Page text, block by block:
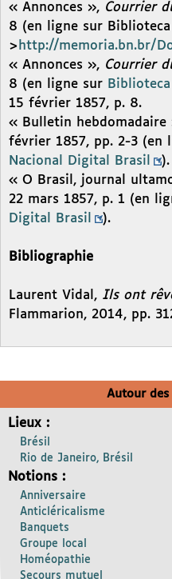
« Annonces », Courrier
8 (en ligne sur
> http://memoria.bn.br/
« Annonces », Courrier
8 (en ligne sur
15 février 1857, p. 8.
« Bulletin hebdomadaire
février 1857, pp. 2-3 (en
Nacional Digital Brasil
).
« O Brasil, journal
22 mars 1857, p. 1 (en
Digital Brasil
).
Bibliographie
Laurent Vidal, Ils ont
Flammarion, 2014, pp.
Autour des
Lieux :
Brésil
Rio de Janeiro, Brésil
Notions :
Anniversaire
Anticléricalisme
Banquets
Groupe local
Homéopathie
Secours mutuel